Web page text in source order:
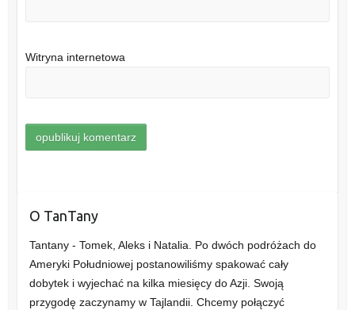
Witryna internetowa
O TanTany
Tantany - Tomek, Aleks i Natalia. Po dwóch podróżach do
Ameryki Południowej postanowiliśmy spakować cały
dobytek i wyjechać na kilka miesięcy do Azji. Swoją
przygodę zaczynamy w Tajlandii. Chcemy połączyć